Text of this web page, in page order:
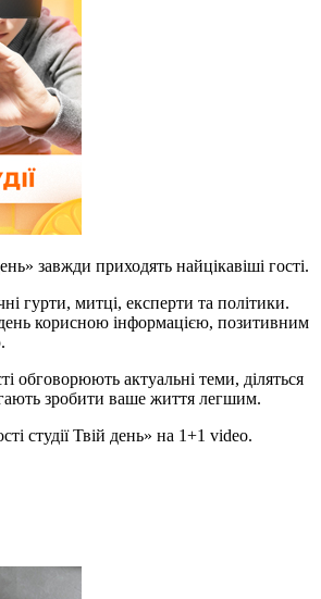
завжди приходять найцікавіші гості.
гурти, митці, експерти та політики.
корисною інформацією, позитивним
обговорюють актуальні теми, діляться
зробити ваше життя легшим.
студії Твій день» на 1+1 video.